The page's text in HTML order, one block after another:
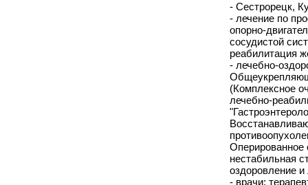
- Сестрорецк,
- лечение по
опорно-
сосудистой
реабилитация
- лечебно-
(Комплексное
лечебно-
Оперированное
нестабильная
оздоровление и
- врачи: